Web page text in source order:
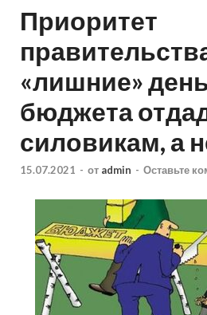
Приоритет
«лишние»
бюджета
силовикам, а
15.07.2021 - от admin - Оставьте